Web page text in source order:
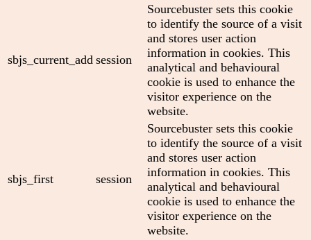
sbjs_current_add session
Sourcebuster sets this cookie
to identify the source of a visit
and stores user action
information in cookies. This
analytical and behavioural
cookie is used to enhance the
visitor experience on the
website.
sbjs_first session
Sourcebuster sets this cookie
to identify the source of a visit
and stores user action
information in cookies. This
analytical and behavioural
cookie is used to enhance the
visitor experience on the
website.